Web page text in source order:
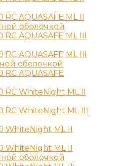
AQUASAFE ML II
оболочкой
AQUASAFE ML III
AQUASAFE ML III
оболочкой
AQUASAFE
WhiteNight ML II
WhiteNight ML III
WhiteNight ML II
WhiteNight ML II
оболочкой